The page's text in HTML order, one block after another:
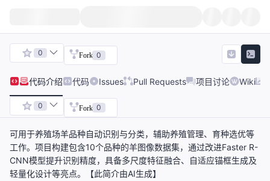
0 Fork 0
代码介绍 代码 Issues Pull Requests 项目讨论 Wiki
0 Fork 0
可用于养殖场羊品种自动识别与分类，辅助养殖管理、育种选优等
工作。项目构建包含10个品种的羊图像数据集，通过改进Faster R-
CNN模型提升识别精度，具备多尺度特征融合、自适应锚框生成及
轻量化设计等亮点。【此简介由AI生成】